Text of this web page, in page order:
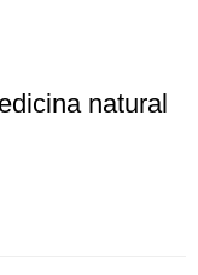
natural